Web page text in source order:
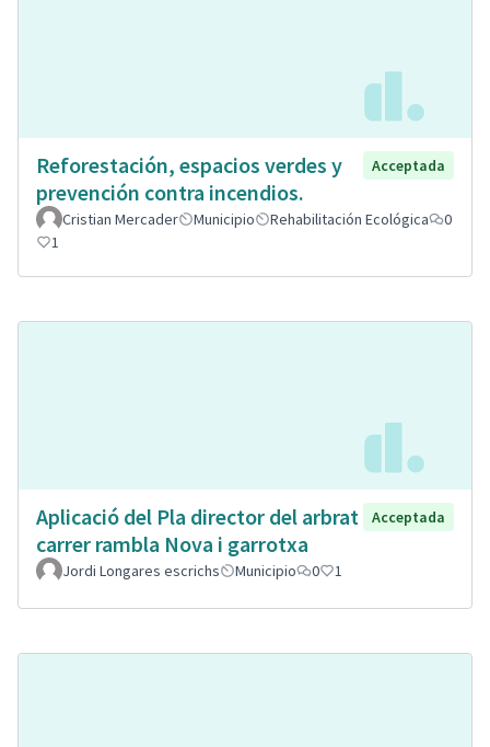
Reforestación, espacios verdes y
prevención contra incendios.
Acceptada
Cristian Mercader Municipio Rehabilitación Ecológica
0
1
Aplicació del Pla director del arbrat
carrer rambla Nova i garrotxa
Acceptada
Jordi Longares escrichs Municipio 0 1